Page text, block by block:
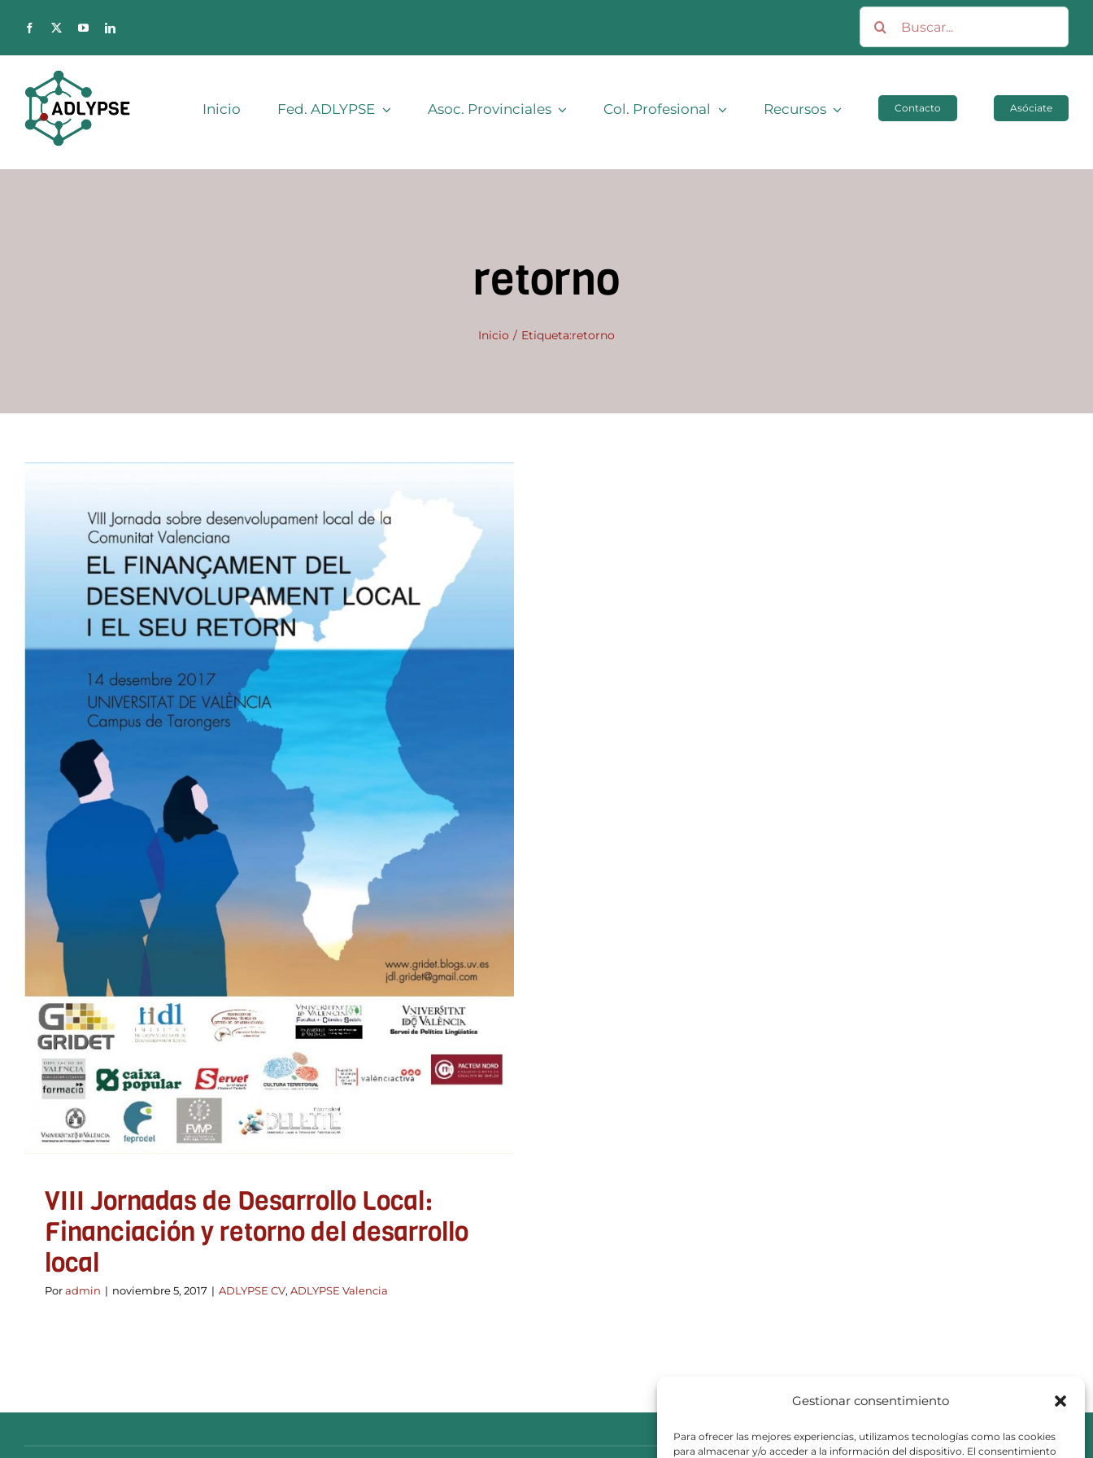
Gestionar consentimiento
Para ofrecer las mejores experiencias, utilizamos tecnologías como las cookies
para almacenar y/o acceder a la información del dispositivo. El consentimiento
contenido
Buscar:
Inicio Fed. ADLYPSE Asoc. Provinciales Col. Profesional Recursos Contacto Asóciate
retorno
Inicio Etiqueta:retorno
VIII Jornadas de Desarrollo Local:
Financiación y retorno del desarrollo
ADLYPSE CV ADLYPSE Valencia
VIII Jornadas de Desarrollo Local:
Financiación y retorno del desarrollo
local
Poradmin | noviembre 5, 2017 | ADLYPSE CV, ADLYPSE Valencia